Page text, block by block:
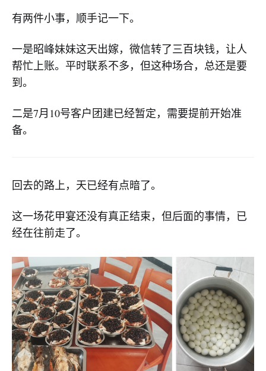
有两件小事，顺手记一下。
一是昭峰妹妹这天出嫁，微信转了三百块钱，让人
帮忙上账。平时联系不多，但这种场合，总还是要
到。
二是7月10号客户团建已经暂定，需要提前开始准
备。
回去的路上，天已经有点暗了。
这一场花甲宴还没有真正结束，但后面的事情，已
经在往前走了。